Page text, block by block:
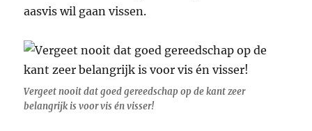
aasvis wil gaan vissen.
Vergeet nooit dat goed gereedschap op de kant zeer
belangrijk is voor vis én visser!